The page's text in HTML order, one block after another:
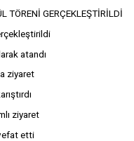
TÖRENİ GERÇEKLEŞTİRİLDİ
atandı
ziyaret
ziyaret
etti